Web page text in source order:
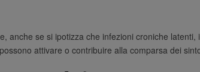
anche se si ipotizza che infezioni croniche
attivare o contribuire alla comparsa dei